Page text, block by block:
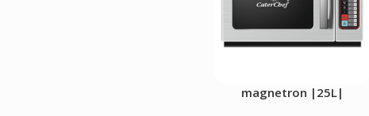
magnetron |25L|